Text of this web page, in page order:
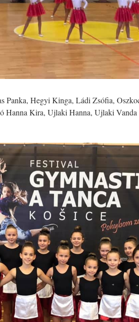
Panka, Hegyi Kinga, Ládi Zsófia,
Hanna Kira, Ujlaki Hanna, Ujlaki Vanda